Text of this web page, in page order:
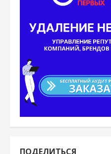
ПОДЕЛИТЬСЯ